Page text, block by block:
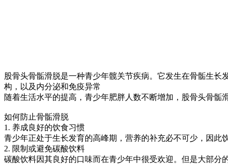
股骨头骨骺滑脱是一种青少年髋关节疾病。它发生在骨骺生
构，以及内分泌和免疫异常
随着生活水平的提高，青少年肥胖人数不断增加，股骨头骨骺
如何防止骨骺滑脱
1. 养成良好的饮食习惯
青少年正处于生长发育的高峰期，营养的补充必不可少，因此
2. 限制或避免碳酸饮料
碳酸饮料因其良好的口味而在青少年中很受欢迎。但是大部